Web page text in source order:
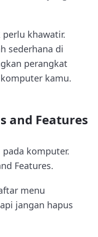
khawatir.
sederhana di
perangkat
kamu.
and Features
komputer.
Features.
menu
jangan hapus